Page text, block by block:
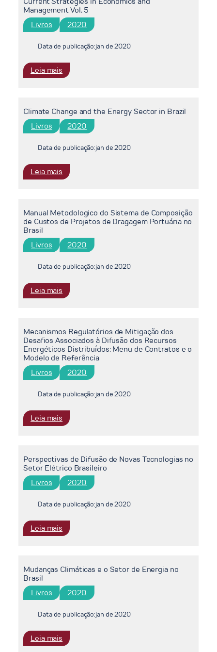
Management Vol. 5
Livros 2020
Data de publicação:jan de 2020
Leia mais
Current
Economics
and
Management
Vol.
5
Climate Change and the Energy Sector in Brazil
Livros 2020
Data de publicação:jan de 2020
Leia mais
Climate
the
Energy
Sector
in
Manual Metodologico do Sistema de Composição
de Custos de Projetos de Dragagem Portuária no
Brasil
Livros 2020
Data de publicação:jan de 2020
Leia mais
Manual
Sistema
de
Composição
de
Custos
Projetos
Dragagem
Portuária
Mecanismos Regulatórios de Mitigação dos
Desafios Associados à Difusão dos Recursos
Energéticos Distribuídos: Menu de Contratos e o
Modelo de Referência
Livros 2020
Data de publicação:jan de 2020
Leia mais
Mecanismos
Mitigação
dos
Desafios
Associados
à
dos
Recursos
Menu
Contratos
e
Modelo
de
Referência
Perspectivas de Difusão de Novas Tecnologias no
Setor Elétrico Brasileiro
Livros 2020
Data de publicação:jan de 2020
Leia mais
Perspectivas
de
Tecnologias
no
Setor
Brasileiro
Mudanças Climáticas e o Setor de Energia no
Brasil
Livros 2020
Data de publicação:jan de 2020
Leia mais
Mudanças